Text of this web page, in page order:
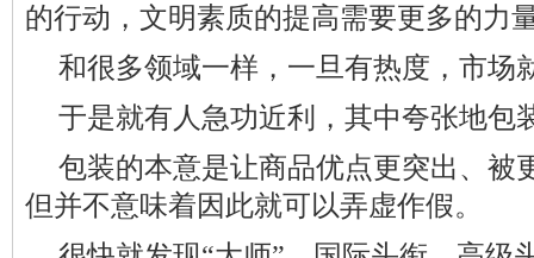
的行动，文明素质的提高需要更多的力
和很多领域一样，一旦有热度，市场
于是就有人急功近利，其中夸张地包
包装的本意是让商品优点更突出、被
但并不意味着因此就可以弄虚作假。